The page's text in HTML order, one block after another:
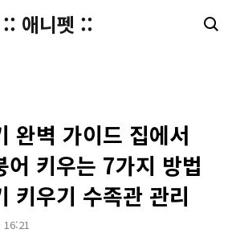
:: 애니펫 ::
완벽 가이드 집에서
어 키우는 7가지 방법
키우기 수족관 관리
16:21